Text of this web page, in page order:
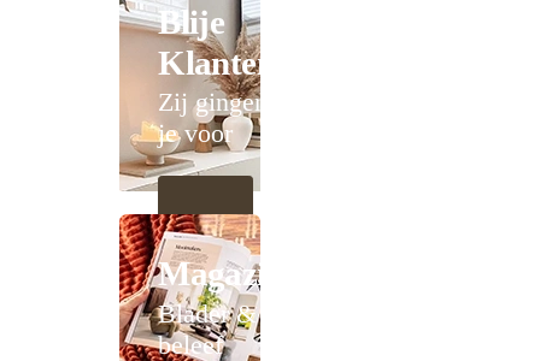
Blije
Klanten
Zij gingen
je voor
Magazines
Blader &
beleef